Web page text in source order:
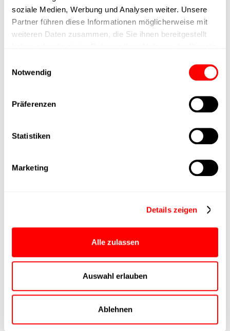
soziale Medien, Werbung und Analysen weiter. Unsere
Partner führen diese Informationen möglicherweise mit
weiteren Daten zusammen, die Sie ihnen bereitgestellt
Notwendig
Präferenzen
Statistiken
Marketing
Details zeigen
Alle zulassen
Auswahl erlauben
Ablehnen
Positioniergenauigkeit +/- 0.1 mm
Nennkraft 1000N
1500N
max. Vorschubkraft Fx
1500N